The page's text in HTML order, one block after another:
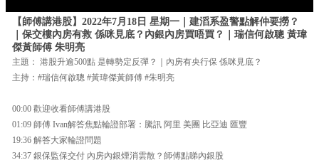
【師傅講港股】2022年7月18日 星期一｜建滔系盈警點解仲要撈？
｜保交樓內房有救 係咪見底？內銀內房買唔買？｜瑞信何啟聰 黃瑋
傑黃師傅 朱明亮
主題： 港股升逾500點 是轉勢定反彈？｜內房有央行保 係咪見底？
主持：#瑞信何啟聰 #黃瑋傑黃師傅 #朱明亮
00:00 歡迎收看師傅講港股
01:09 師傅 Ivan解答焦點輪證部署：騰訊 阿里 美團 比亞迪 匯豐
19:36 解答大家輪證問題
34:37 銀保監保交付 內房內銀煙消雲散？師傅點睇內銀股